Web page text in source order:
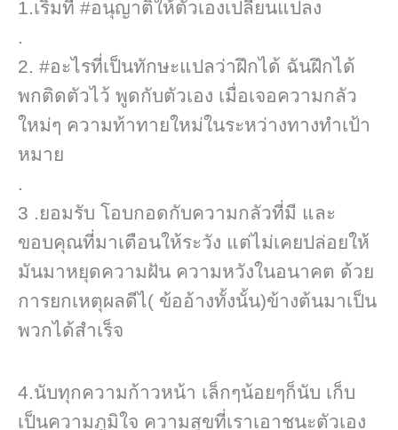
1.เริ่มที่ #อนุญาติให้ตัวเองเปลี่ยนแปลง
.
2. #อะไรที่เป็นทักษะแปลว่าฝึกได้ ฉันฝึกได้
พกติดตัวไว้ พูดกับตัวเอง เมื่อเจอความกลัว
ใหม่ๆ ความท้าทายใหม่ในระหว่างทางทำเป้า
หมาย
.
3 .ยอมรับ โอบกอดกับความกลัวที่มี และ
ขอบคุณที่มาเตือนให้ระวัง แต่ไม่เคยปล่อยให้
มันมาหยุดความฝัน ความหวังในอนาคต ด้วย
การยกเหตุผล​ดีไ( ข้ออ้างทั้งนั้น)​ข้างต้นมาเป็น
พวกได้สำเร็จ
4.นับทุกความก้าวหน้า เล็กๆน้อยๆก็นับ เก็บ
เป็นความภูมิใจ ความสุขที่เราเอาชนะตัวเอง